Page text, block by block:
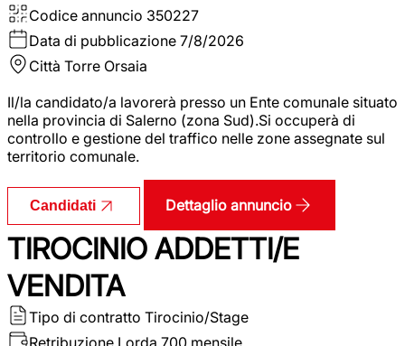
Codice annuncio 350227
Data di pubblicazione 7/8/2026
Città Torre Orsaia
Il/la candidato/a lavorerà presso un Ente comunale situato
nella provincia di Salerno (zona Sud).Si occuperà di
controllo e gestione del traffico nelle zone assegnate sul
territorio comunale.
Candidati Dettaglio annuncio
TIROCINIO ADDETTI/E
VENDITA
Tipo di contratto Tirocinio/Stage
Retribuzione Lorda 700 mensile